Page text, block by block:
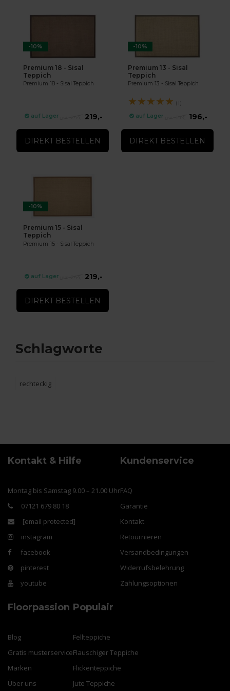
-10%
Premium 18 - Sisal
Teppich
Premium 18 - Sisal Teppich
auf Lager 219,-
DIREKT BESTELLEN
-10%
Premium 13 - Sisal
Teppich
Premium 13 - Sisal Teppich
★★★★★ (1)
auf Lager 196,-
DIREKT BESTELLEN
-10%
Premium 15 - Sisal
Teppich
Premium 15 - Sisal Teppich
auf Lager 219,-
DIREKT BESTELLEN
Schlagworte
rechteckig
Kontakt & Hilfe
Montag bis Samstag 9.00 – 21.00 Uhr
07121 679 80 18
[email protected]
instagram
facebook
pinterest
youtube
Kundenservice
FAQ
Garantie
Kontakt
Retournieren
Versandbedingungen
Widerrufsbelehrung
Zahlungsoptionen
Floorpassion
Blog
Gratis musterservice
Marken
Über uns
Populair
Fellteppiche
Flauschiger Teppiche
Flickenteppiche
Jute Teppiche